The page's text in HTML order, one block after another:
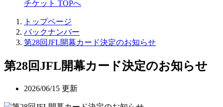
チケット TOPへ
トップページ
バックナンバー
第28回JFL開幕カード決定のお知らせ
第28回JFL開幕カード決定のお知らせ
2026/06/15 更新